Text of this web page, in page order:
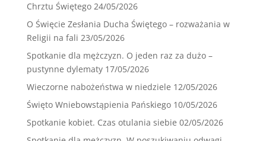
Chrztu Świętego 24/05/2026
O Święcie Zesłania Ducha Świętego – rozważania w
Religii na fali 23/05/2026
Spotkanie dla mężczyzn. O jeden raz za dużo –
pustynne dylematy 17/05/2026
Wieczorne nabożeństwa w niedziele 12/05/2026
Święto Wniebowstąpienia Pańskiego 10/05/2026
Spotkanie kobiet. Czas otulania siebie 02/05/2026